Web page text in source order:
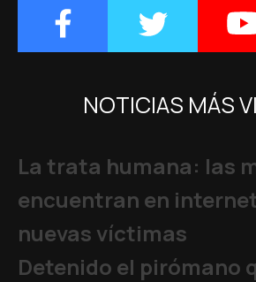
NOTICIAS MÁS
La trata humana: las
encuentran en
nuevas víctimas
Detenido el pirómano